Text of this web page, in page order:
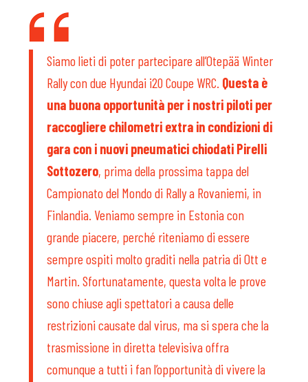
Siamo lieti di poter partecipare all’Otepää Winter
Rally con due Hyundai i20 Coupe WRC. Questa è
una buona opportunità per i nostri piloti per
raccogliere chilometri extra in condizioni di
gara con i nuovi pneumatici chiodati Pirelli
Sottozero, prima della prossima tappa del
Campionato del Mondo di Rally a Rovaniemi, in
Finlandia. Veniamo sempre in Estonia con
grande piacere, perché riteniamo di essere
sempre ospiti molto graditi nella patria di Ott e
Martin. Sfortunatamente, questa volta le prove
sono chiuse agli spettatori a causa delle
restrizioni causate dal virus, ma si spera che la
trasmissione in diretta televisiva offra
comunque a tutti i fan l’opportunità di vivere la